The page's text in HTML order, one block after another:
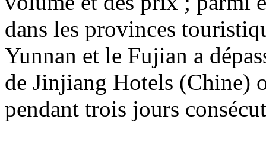
dans les provinces
Yunnan et le Fujian a
de Jinjiang Hotels (Chine)
pendant trois jours